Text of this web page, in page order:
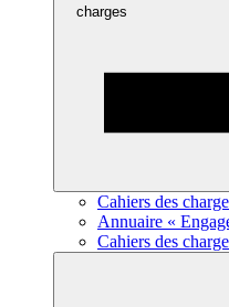
charges
Cahiers des
Annuaire «
Cahiers des